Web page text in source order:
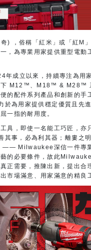
) ，俗稱「紅米」或「紅M
，為專業用家提供重型電動
成立以來，持續專注為用
下 M12™、M18™ & M28™
的配件系列產品和創新的手
為用家提供穩定優質且先
一指的耐用度。
具，即使一名能工巧匠，亦
事，必為利其器；離婁之明
—— Milwaukee深信一件專
的必要條件，故此
正需要，推陳出新，提出合
市場滿意、用家滿意的精良